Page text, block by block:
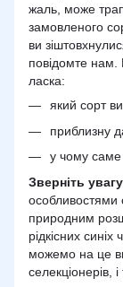
жаль, може
замовленого
ви
повідомте нам.
ласка:
який сорт
приблизну
у чому саме
Зверніть
особливостями
природним
рідкісних
можемо на це
селекціонерів,